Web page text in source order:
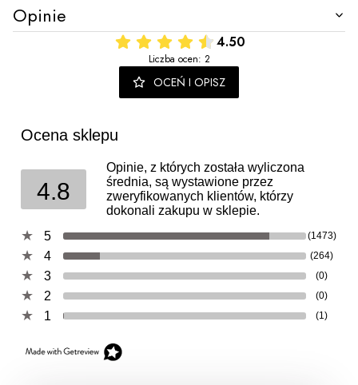
Opinie
4.50
Liczba ocen: 2
OCEŃ I OPISZ
Ocena sklepu
4.8
Opinie, z których została wyliczona
średnia, są wystawione przez
zweryfikowanych klientów, którzy
dokonali zakupu w sklepie.
5
(1473)
4 (264)
3 (0)
2 (0)
1 (1)